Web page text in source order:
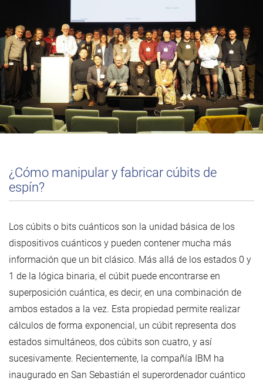
¿Cómo manipular y fabricar cúbits de
espín?
Los cúbits o bits cuánticos son la unidad básica de los
dispositivos cuánticos y pueden contener mucha más
información que un bit clásico. Más allá de los estados 0 y
1 de la lógica binaria, el cúbit puede encontrarse en
superposición cuántica, es decir, en una combinación de
ambos estados a la vez. Esta propiedad permite realizar
cálculos de forma exponencial, un cúbit representa dos
estados simultáneos, dos cúbits son cuatro, y así
sucesivamente. Recientemente, la compañía IBM ha
inaugurado en San Sebastián el superordenador cuántico